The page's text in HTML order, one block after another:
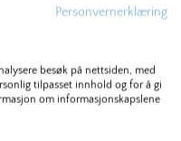
og smak blir bedre,
og luftigere
gir dermed deigen
deigen to ganger
blir lite og
Personvernerklæring
besøk på nettsiden, med
tilpasset innhold og for å gi
om informasjonskapslene